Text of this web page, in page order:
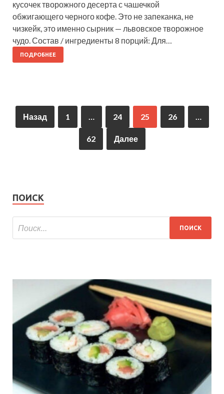
кусочек творожного десерта с чашечкой
обжигающего черного кофе. Это не запеканка, не
чизкейк, это именно сырник — львовское творожное
чудо. Состав / ингредиенты 8 порций: Для…
ПОДРОБНЕЕ
Назад 1 … 24 25 26 …
62 Далее
ПОИСК